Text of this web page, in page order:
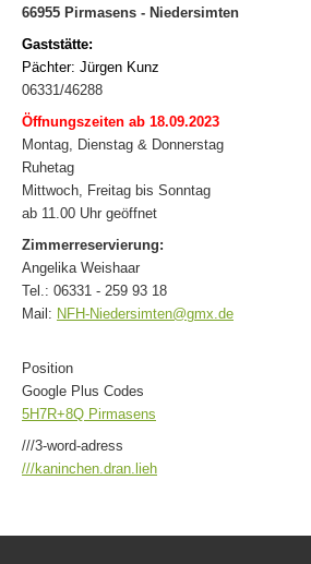
66955 Pirmasens - Niedersimten
Gaststätte:
Pächter: Jürgen Kunz
06331/46288
Öffnungszeiten ab 18.09.2023
Montag, Dienstag & Donnerstag
Ruhetag
Mittwoch, Freitag bis Sonntag
ab 11.00 Uhr geöffnet
Zimmerreservierung:
Angelika Weishaar
Tel.: 06331 - 259 93 18
Mail: NFH-Niedersimten@gmx.de
Position
Google Plus Codes
5H7R+8Q Pirmasens
///3-word-adress
///kaninchen.dran.lieh